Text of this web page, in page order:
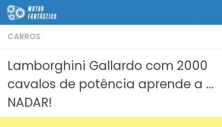
Skip to content
CARROS
Lamborghini Gallardo com 2000
cavalos de potência aprende a …
NADAR!